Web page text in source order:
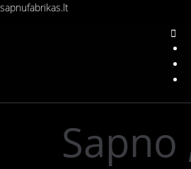
sapnufabrikas.lt